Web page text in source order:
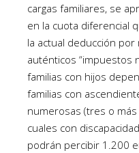
cargas familiares, se
en la cuota diferencial
la actual deducción
auténticos “impuestos
familias con hijos
familias con
numerosas (tres o
cuales con
podrán percibir 1.200